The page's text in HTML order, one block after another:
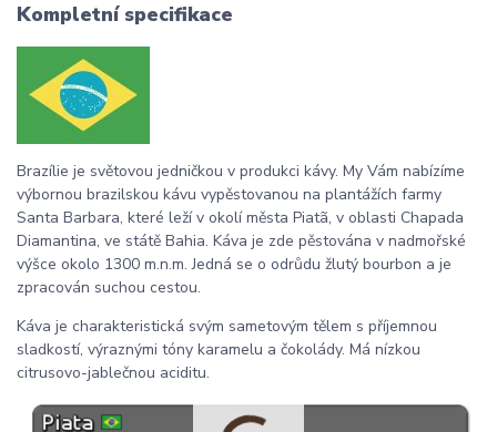
Kompletní specifikace
Brazílie je světovou jedničkou v produkci kávy. My Vám nabízíme
výbornou brazilskou kávu vypěstovanou na plantážích farmy
Santa Barbara, které leží v okolí města Piatã, v oblasti Chapada
Diamantina, ve státě Bahia. Káva je zde pěstována v nadmořské
výšce okolo 1300 m.n.m. Jedná se o odrůdu žlutý bourbon a je
zpracován suchou cestou.
Káva je charakteristická svým sametovým tělem s příjemnou
sladkostí, výraznými tóny karamelu a čokolády. Má nízkou
citrusovo-jablečnou aciditu.